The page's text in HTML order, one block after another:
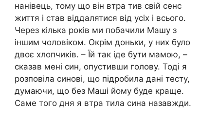
нанівець, тому що він втра тив свій сенс
життя і став віддалятися від усіх і всього.
Через кілька років ми побачили Машу з
іншим чоловіком. Окрім доньки, у них було
двоє хлопчиків. – Їй так іде бути мамою, –
сказав мені син, опустивши голову. Тоді я
розповіла синові, що підробила дані тесту,
думаючи, що без Маші йому буде краще.
Саме того дня я втра тила сина назавжди.